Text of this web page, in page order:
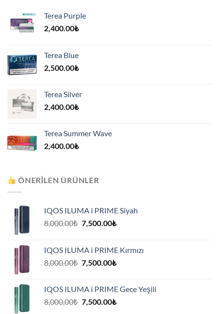
Terea Purple
2,400.00₺
Terea Blue
2,500.00₺
Terea Silver
2,400.00₺
Terea Summer Wave
2,400.00₺
ÖNERILEN ÜRÜNLER
IQOS ILUMA i PRIME Siyah
8,000.00₺ Orijinal
7,500.00₺Şu
7,500.00₺.
IQOS ILUMA i PRIME Kırmızı
8,000.00₺ Orijinal
7,500.00₺Şu
7,500.00₺.
IQOS ILUMA i PRIME Gece Yeşili
8,000.00₺ Orijinal
7,500.00₺Şu